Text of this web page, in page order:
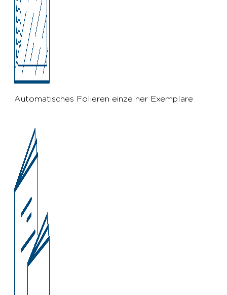
Automatisches Folieren einzelner Exemplare